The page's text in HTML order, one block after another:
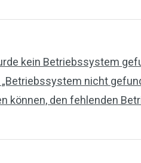
kein Betriebssystem
nicht
können, den fehlenden